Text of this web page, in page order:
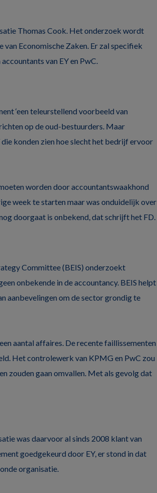
Thomas Cook. Het onderzoek wordt
Economische Zaken. Er zal specifiek
van EY en PwC.
‘een teleurstellend voorbeeld van
op de oud-bestuurders. Maar
konden zien hoe slecht het bedrijf ervoor
worden door accountantswaakhond
week te starten maar was onduidelijk over
doorgaat is onbekend, dat schrijft het FD.
Committee (BEIS) onderzoekt
onbekende in de accountancy. BEIS helpt
aanbevelingen om de sector grondig te
aantal affaires. De recente faillissementen
Het controlewerk van KPMG en PwC zou
zouden gaan omvallen. Met als gevolg dat
was daarvoor al sinds 2008 klant van
goedgekeurd door EY, er stond in dat
organisatie.